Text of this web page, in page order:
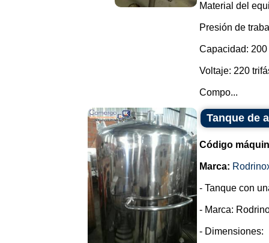
Material del
Presión de
Capacidad: 200
Voltaje: 220
Compo...
Tanque de
Código
Marca:
- Tanque con
- Marca:
- Dimensiones: